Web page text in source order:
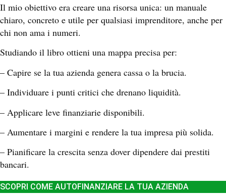
Il mio obiettivo era creare una risorsa unica: un manuale
chiaro, concreto e utile per qualsiasi imprenditore, anche per
chi non ama i numeri.
Studiando il libro ottieni una mappa precisa per:
– Capire se la tua azienda genera cassa o la brucia.
– Individuare i punti critici che drenano liquidità.
– Applicare leve finanziarie disponibili.
– Aumentare i margini e rendere la tua impresa più solida.
– Pianificare la crescita senza dover dipendere dai prestiti
bancari.
SCOPRI COME AUTOFINANZIARE LA TUA AZIENDA